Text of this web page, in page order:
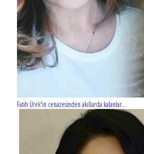
Fatih Ürek'in cenazesinden akıllarda kalanlar...